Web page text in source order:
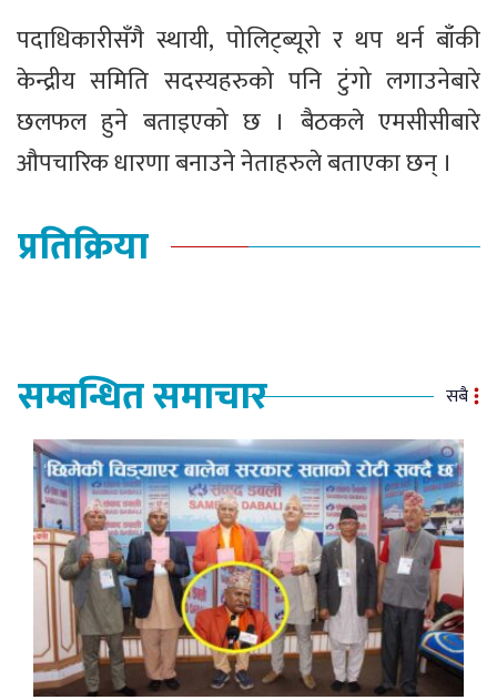
पदाधिकारीसँगै स्थायी, पोलिट्ब्यूरो र थप थर्न बाँकी
केन्द्रीय समिति सदस्यहरुको पनि टुंगो लगाउनेबारे
छलफल हुने बताइएको छ । बैठकले एमसीसीबारे
औपचारिक धारणा बनाउने नेताहरुले बताएका छन् ।
प्रतिक्रिया
सम्बन्धित समाचार सबै